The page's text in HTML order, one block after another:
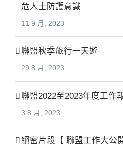
危人士防護意識
11 9 月, 2023
聯盟秋季旅行一天遊
29 8 月, 2023
聯盟2022至2023年度工作
3 8 月, 2023
絕密片段【 聯盟工作大公